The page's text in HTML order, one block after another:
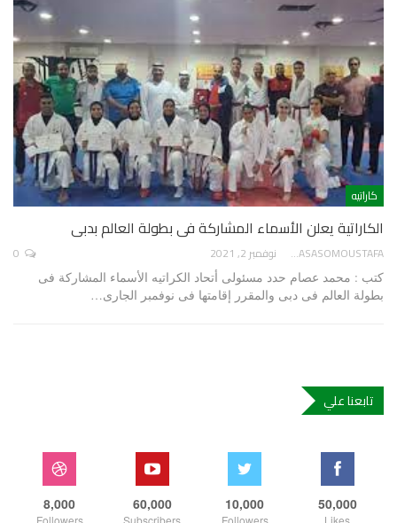
كاراتيه
الكاراتية يعلن الأسماء المشاركة فى بطولة العالم بدبى
SOHASASOMOUSTAFA نوفمبر 2, 2021
كتب : محمد عصام حدد مسئولى أتحاد الكراتيه الأسماء المشاركة فى
بطولة العالم فى دبى والمقرر إقامتها فى نوفمبر الجارى…
تابعنا علي
50,000
10,000
60,000
8,000